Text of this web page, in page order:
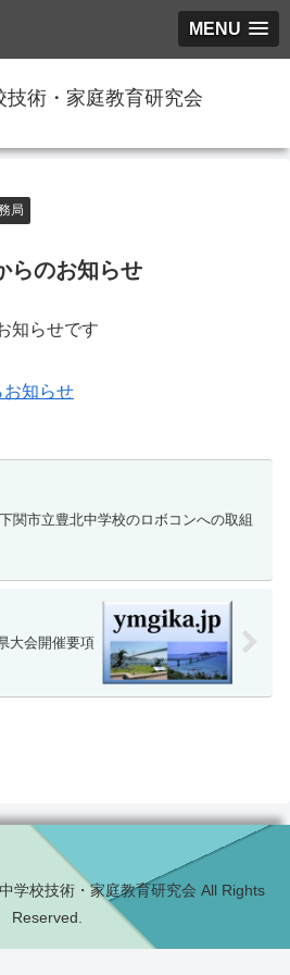
MENU
技術・家庭教育研究会
局
らのお知らせ
知らせです
お知らせ
下関市立豊北中学校のロボコンへの取組
大会開催要項
学校技術・家庭教育研究会 All Rights
Reserved.